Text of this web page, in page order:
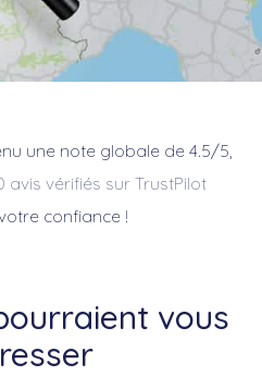
une note globale de 4.5/5,
avis vérifiés sur TrustPilot
confiance !
vous